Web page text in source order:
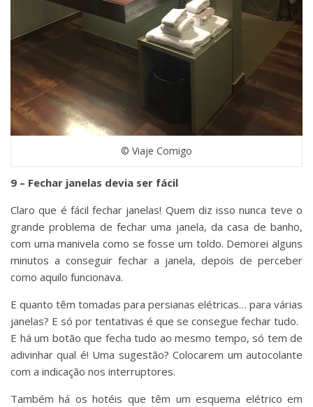
© Viaje Comigo
9 – Fechar janelas devia ser fácil
Claro que é fácil fechar janelas! Quem diz isso nunca teve o
grande problema de fechar uma janela, da casa de banho,
com uma manivela como se fosse um toldo. Demorei alguns
minutos a conseguir fechar a janela, depois de perceber
como aquilo funcionava.
E quanto têm tomadas para persianas elétricas… para várias
janelas? E só por tentativas é que se consegue fechar tudo.
E há um botão que fecha tudo ao mesmo tempo, só tem de
adivinhar qual é! Uma sugestão? Colocarem um autocolante
com a indicação nos interruptores.
Também há os hotéis que têm um esquema elétrico em